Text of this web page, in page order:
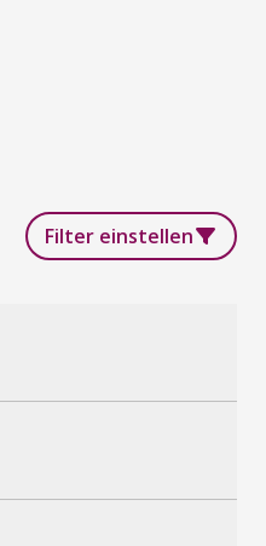
Filter einstellen